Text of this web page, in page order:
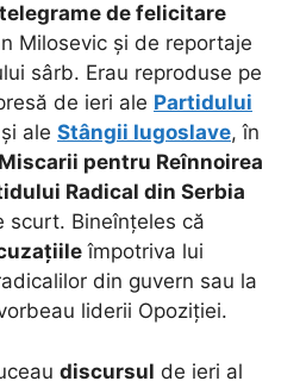
telegrame de felicitare
Milosevic și de reportaje
sârb. Erau reproduse pe
de ieri ale Partidului
și ale Stângii Iugoslave,în
Miscarii pentru Reînnoirea
Radical din Serbia
scurt. Bineînțeles că
împotriva lui
din guvern sau la
liderii Opoziției.
discursul de ieri al